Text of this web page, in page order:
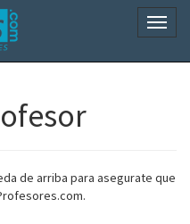
de arriba para asegurate que